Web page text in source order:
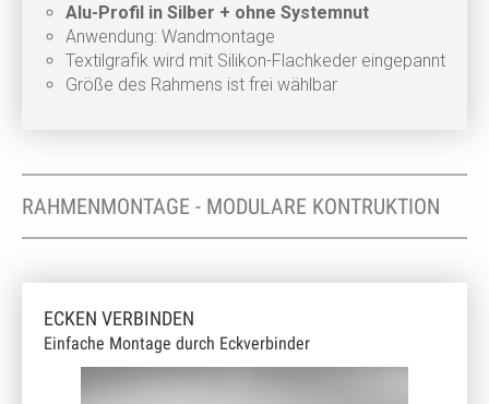
Alu-Profil in Silber + ohne Systemnut
Anwendung: Wandmontage
Textilgrafik wird mit Silikon-Flachkeder eingepannt
Größe des Rahmens ist frei wählbar
RAHMENMONTAGE - MODULARE KONTRUKTION
ECKEN VERBINDEN
Einfache Montage durch Eckverbinder